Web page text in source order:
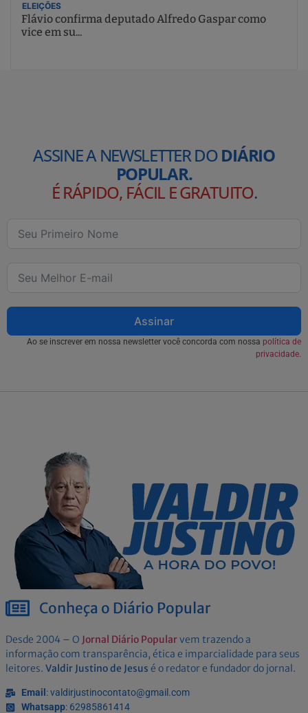
ELEIÇÕES
Flávio confirma deputado Alfredo Gaspar como
vice em su...
ASSINE A NEWSLETTER DODIÁRIO
POPULAR.
É RÁPIDO, FÁCIL E GRATUITO.
Assinar
Ao se inscrever em nossa newsletter você concorda com nossa política de
privacidade.
Conheça o Diário Popular
Desde 2004 – O Jornal Diário Popularvem trazendo a
informação com transparência, ética e imparcialidade para seus
leitores. Valdir Justino de Jesus é o redator e fundador do jornal.
Email : valdirjustinocontato@gmail.com
Whatsapp: 62985861414